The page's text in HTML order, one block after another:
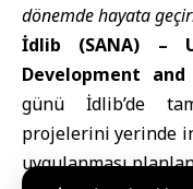
dönemde hayata
İdlib (SANA) –
Development
günü İdlib’de
projelerini yerinde
uygulanması